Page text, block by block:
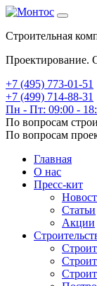
Строительная
Проектирование.
+7 (495) 773-01-51
+7 (499) 714-88-31
Пн - Пт: 09:00 -
По вопросам
По вопросам
Главная
О нас
Пресс-кит
Статьи
Акции